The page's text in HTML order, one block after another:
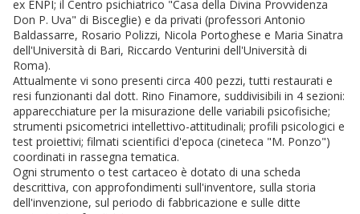
ex ENPI; il Centro psichiatrico "Casa della Divina Provvidenza
Don P. Uva" di Bisceglie) e da privati (professori Antonio
Baldassarre, Rosario Polizzi, Nicola Portoghese e Maria Sinatra
dell'Università di Bari, Riccardo Venturini dell'Università di
Roma).
Attualmente vi sono presenti circa 400 pezzi, tutti restaurati e
resi funzionanti dal dott. Rino Finamore, suddivisibili in 4 sezioni:
apparecchiature per la misurazione delle variabili psicofisiche;
strumenti psicometrici intellettivo-attitudinali; profili psicologici e
test proiettivi; filmati scientifici d'epoca (cineteca "M. Ponzo")
coordinati in rassegna tematica.
Ogni strumento o test cartaceo è dotato di una scheda
descrittiva, con approfondimenti sull'inventore, sulla storia
dell'invenzione, sul periodo di fabbricazione e sulle ditte